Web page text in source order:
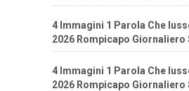
4 Immagini 1 Parola Che
2026 Rompicapo Giornaliero
4 Immagini 1 Parola Che
2026 Rompicapo Giornaliero